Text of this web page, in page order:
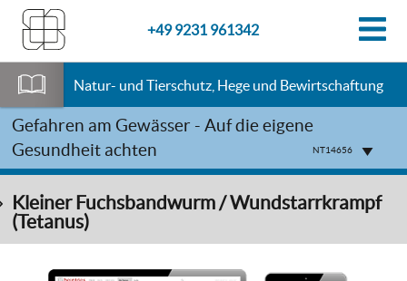
+49 9231 961342
Natur- und Tierschutz, Hege und Bewirtschaftung
Gefahren am Gewässer - Auf die eigene
Gesundheit achten
NT14656
Kleiner Fuchsbandwurm / Wundstarrkrampf
(Tetanus)